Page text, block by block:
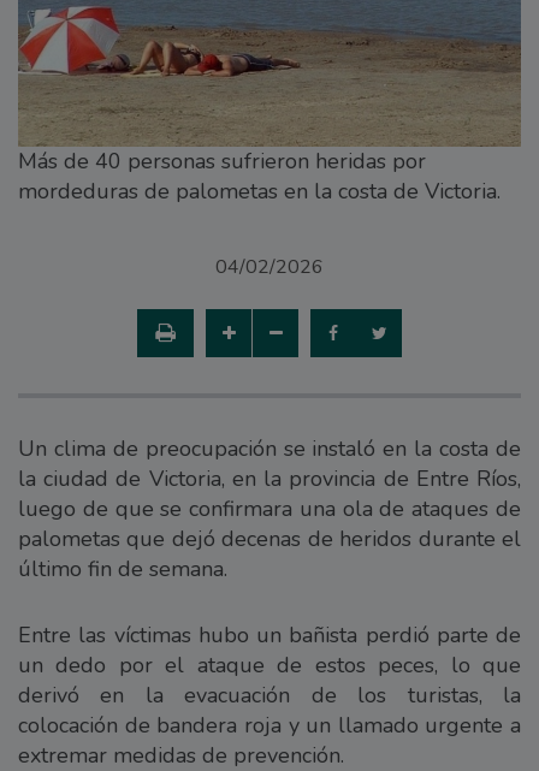
Más de 40 personas sufrieron heridas por
mordeduras de palometas en la costa de Victoria.
04/02/2026
Un clima de preocupación se instaló en la costa de
la ciudad de Victoria, en la provincia de Entre Ríos,
luego de que se confirmara una ola de ataques de
palometas que dejó decenas de heridos durante el
último fin de semana.
Entre las víctimas hubo un bañista perdió parte de
un dedo por el ataque de estos peces, lo que
derivó en la evacuación de los turistas, la
colocación de bandera roja y un llamado urgente a
extremar medidas de prevención.